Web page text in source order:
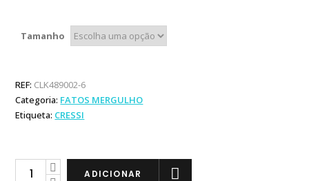
Tamanho
REF: CLK489002-6
Categoria: FATOS MERGULHO
Etiqueta: CRESSI
Cressi
ADICIONAR